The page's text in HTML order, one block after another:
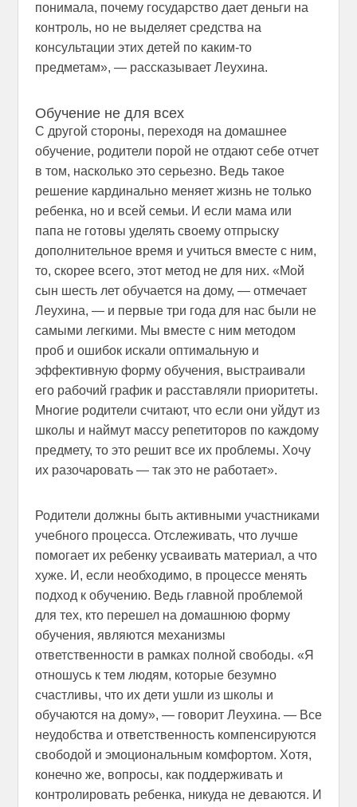
понимала, почему государство дает деньги на
контроль, но не выделяет средства на
консультации этих детей по каким-то
предметам», — рассказывает Леухина.
Обучение не для всех
С другой стороны, переходя на домашнее
обучение, родители порой не отдают себе отчет
в том, насколько это серьезно. Ведь такое
решение кардинально меняет жизнь не только
ребенка, но и всей семьи. И если мама или
папа не готовы уделять своему отпрыску
дополнительное время и учиться вместе с ним,
то, скорее всего, этот метод не для них. «Мой
сын шесть лет обучается на дому, — отмечает
Леухина, — и первые три года для нас были не
самыми легкими. Мы вместе с ним методом
проб и ошибок искали оптимальную и
эффективную форму обучения, выстраивали
его рабочий график и расставляли приоритеты.
Многие родители считают, что если они уйдут из
школы и наймут массу репетиторов по каждому
предмету, то это решит все их проблемы. Хочу
их разочаровать — так это не работает».
Родители должны быть активными участниками
учебного процесса. Отслеживать, что лучше
помогает их ребенку усваивать материал, а что
хуже. И, если необходимо, в процессе менять
подход к обучению. Ведь главной проблемой
для тех, кто перешел на домашнюю форму
обучения, являются механизмы
ответственности в рамках полной свободы. «Я
отношусь к тем людям, которые безумно
счастливы, что их дети ушли из школы и
обучаются на дому», — говорит Леухина. — Все
неудобства и ответственность компенсируются
свободой и эмоциональным комфортом. Хотя,
конечно же, вопросы, как поддерживать и
контролировать ребенка, никуда не деваются. И